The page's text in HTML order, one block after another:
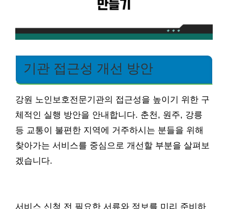
기관 접근성 개선 방안
강원 노인보호전문기관의 접근성을 높이기 위한 구
체적인 실행 방안을 안내합니다. 춘천, 원주, 강릉
등 교통이 불편한 지역에 거주하시는 분들을 위해
찾아가는 서비스를 중심으로 개선할 부분을 살펴보
겠습니다.
서비스 신청 전 필요한 서류와 정보를 미리 준비하